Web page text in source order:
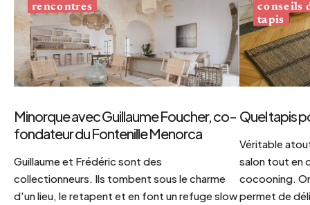
rencontres
Minorque avec Guillaume Foucher, co-
fondateur du Fontenille Menorca
Guillaume et Frédéric sont des
collectionneurs. Ils tombent sous le charme
d'un lieu, le retapent et en font un refuge slow
conseils
tapis
Quel tapis
Véritable
salon tout en
cocooning.
permet de